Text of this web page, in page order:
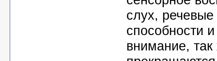
слух, речевые
способности
внимание,